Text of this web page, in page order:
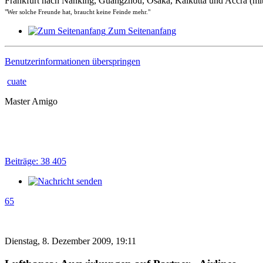
"Wer solche Freunde hat, braucht keine Feinde mehr."
Zum Seitenanfang
Benutzerinformationen überspringen
cuate
Master Amigo
Beiträge: 38 405
65
Dienstag, 8. Dezember 2009, 19:11